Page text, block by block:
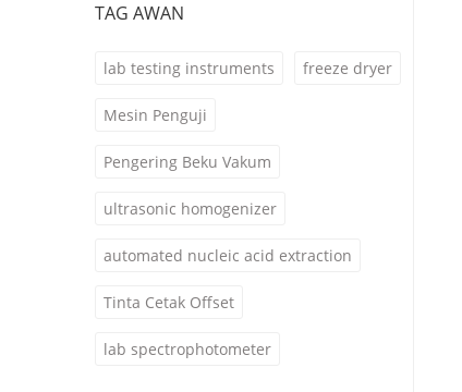
TAG AWAN
lab testing instruments freeze dryer
Mesin Penguji
Pengering Beku Vakum
ultrasonic homogenizer
automated nucleic acid extraction
Tinta Cetak Offset
lab spectrophotometer